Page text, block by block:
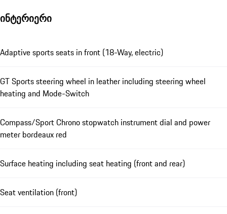
ინტერიერი
Adaptive sports seats in front (18-Way, electric)
GT Sports steering wheel in leather including steering wheel
heating and Mode-Switch
Compass/Sport Chrono stopwatch instrument dial and power
meter bordeaux red
Surface heating including seat heating (front and rear)
Seat ventilation (front)